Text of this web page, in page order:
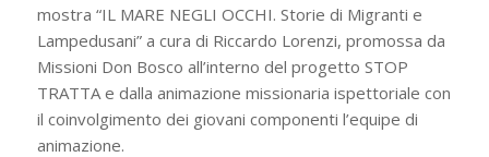
mostra “IL MARE NEGLI OCCHI. Storie di Migranti e
Lampedusani” a cura di Riccardo Lorenzi, promossa da
Missioni Don Bosco all’interno del progetto STOP
TRATTA e dalla animazione missionaria ispettoriale con
il coinvolgimento dei giovani componenti l’equipe di
animazione.